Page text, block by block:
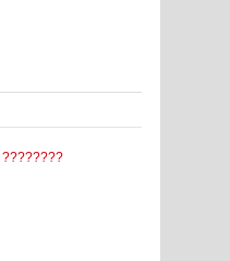
????????